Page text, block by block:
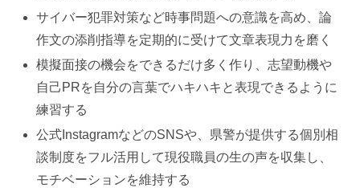
サイバー犯罪対策など時事問題への意識を高め、論
作文の添削指導を定期的に受けて文章表現力を磨く
模擬面接の機会をできるだけ多く作り、志望動機や
自己PRを自分の言葉でハキハキと表現できるように
練習する
公式InstagramなどのSNSや、県警が提供する個別相
談制度をフル活用して現役職員の生の声を収集し、
モチベーションを維持する